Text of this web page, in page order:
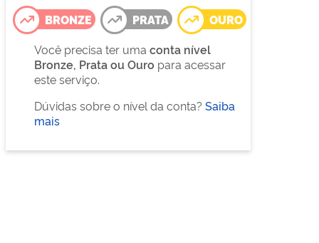
BRONZE PRATA
OURO
Você precisa ter uma conta nível
Bronze, Prata ou Ouro para acessar
este serviço.
Dúvidas sobre o nível da conta? Saiba
mais